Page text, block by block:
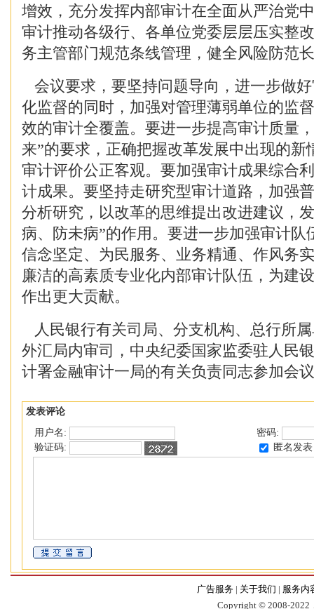
增效，充分发挥内部审计在全面从严治党
审计推动各级行、各单位党委层层压实整
务主管部门规范条线管理，健全风险防范
会议要求，要坚持问题导向，进一步做
化监督的同时，加强对管理薄弱单位的监
效的审计全覆盖。要进一步提高审计质量
来”的要求，正确把握改革发展中出现的新
审计评价公正客观。要加强审计成果综合
计成果。要坚持走研究型审计道路，加强
分析研究，以改革的思维提出改进建议，
病、防未病”的作用。要进一步加强审计队
信念坚定、为民服务、业务精通、作风务
廉洁的高素质专业化内部审计队伍，为建
作出更大贡献。
人民银行有关司局、分支机构、总行所
外汇局内审司，中央纪委国家监委驻人民
计署金融审计一局的有关负责同志参加会
发表评论
用户名:
密码:
验证码:
匿名发表
广告服务 | 关于我们 | 服务内
Copyright © 2008-2022